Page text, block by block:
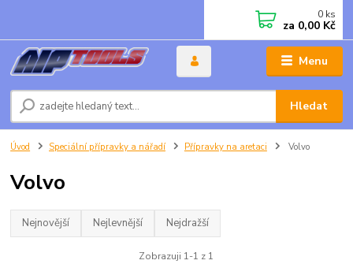
Menu
Hledat
0 ks
za 0,00 Kč
Úvod Speciální přípravky a nářadí Přípravky na aretaci Volvo
Volvo
Nejnovější Nejlevnější Nejdražší
Zobrazuji 1-1 z 1